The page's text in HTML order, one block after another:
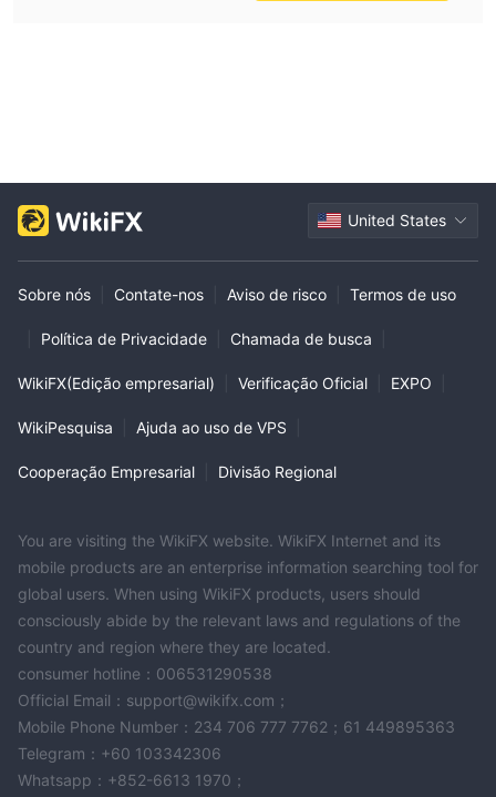
United States
Sobre nós Contate-nos Aviso de risco Termos de uso
Política de Privacidade Chamada de busca
WikiFX(Edição empresarial) Verificação Oficial EXPO
WikiPesquisa Ajuda ao uso de VPS
Cooperação Empresarial Divisão Regional
You are visiting the WikiFX website. WikiFX Internet and its
mobile products are an enterprise information searching tool for
global users. When using WikiFX products, users should
consciously abide by the relevant laws and regulations of the
country and region where they are located.
consumer hotline：006531290538
Official Email：support@wikifx.com；
Mobile Phone Number：234 706 777 7762；61 449895363
Telegram：+60 103342306
Whatsapp：+852-6613 1970；